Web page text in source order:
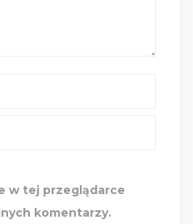
w tej przeglądarce
komentarzy.